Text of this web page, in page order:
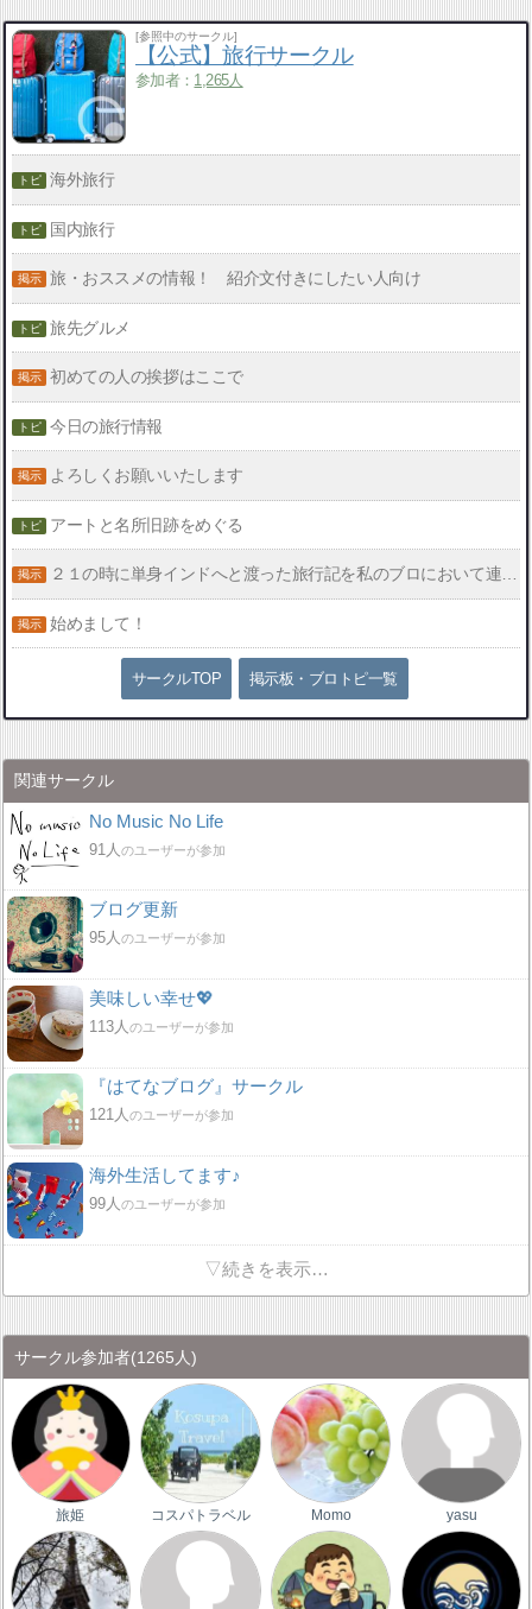
[参照中のサークル]
【公式】旅行サークル
参加者： 1,265人
海外旅行
国内旅行
旅・おススメの情報！ 紹介文付きにしたい人向け
旅先グルメ
初めての人の挨拶はここで
今日の旅行情報
よろしくお願いいたします
アートと名所旧跡をめぐる
２１の時に単身インドへと渡った旅行記を私のブロにおいて連載中です。
始めまして！
サークルTOP 掲示板・ブロトピ一覧
関連サークル
No Music No Life
91人のユーザーが参加
ブログ更新
95人のユーザーが参加
美味しい幸せ💖
113人のユーザーが参加
『はてなブログ』サークル
121人のユーザーが参加
海外生活してます♪
99人のユーザーが参加
▽続きを表示…
サークル参加者(1265人)
旅姫 コスパトラベル Momo yasu